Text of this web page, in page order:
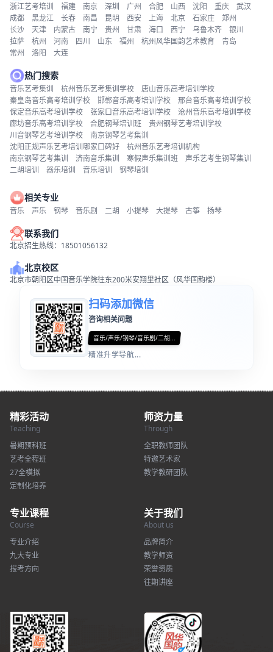
浙江艺考培训 福建 南京 深圳 广州 合肥 山西 沈阳 重庆
武汉
成都
黑龙江 长春 南昌 昆明 西安 上海 北京 石家庄
郑州
长沙
天津 内蒙古 南宁 贵州 甘肃 海口 西宁 乌鲁木齐
银川
拉萨
杭州 河南 四川 山东 福州 杭州风华国韵艺术教育
青岛
常州
洛阳 大连
热门搜索
音乐艺考集训 杭州音乐艺考集训学校
唐山音乐高考培训学校
秦皇岛音乐高考培训学校
邯郸音乐高考培训学校
邢台音乐高考培训学校
保定音乐高考培训学校
张家口音乐高考培训学校
沧州音乐高考培训学校
廊坊音乐高考培训学校
合肥钢琴培训班
贵州钢琴艺考培训学校
川音钢琴艺考培训学校
南京钢琴艺考集训
沈阳正规声乐艺考培训哪家口碑好
杭州音乐艺考培训机构
南京钢琴艺考集训
济南音乐集训 寒假声乐集训班
声乐艺考生钢琴集训
二胡培训
器乐培训 音乐培训 钢琴培训
相关专业
音乐 声乐 钢琴 音乐剧 二胡 小提琴 大提琴 古筝 扬琴
联系我们
北京招生热线：18501056132
北京校区
北京市朝阳区中国音乐学院往东200米安翔里社区（风华国韵楼）
扫码添加微信
咨询相关问题
音乐/声乐/钢琴/音乐剧/二胡...
精准升学导航...
精彩活动
Teaching
暑期预科班
艺考全程班
27全模拟
定制化培养
师资力量
Through
全职教师团队
特邀艺术家
教学教研团队
专业课程
Course
专业介绍
九大专业
报考方向
关于我们
About us
品牌简介
教学师资
荣誉资质
往期讲座